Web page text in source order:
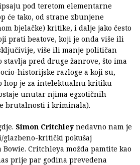
pod teretom elementarne
će tako, od strane zbunjene
bjelačke) kritike, i dalje jako često
prati beatove, koji je onda više ili
više ili manje političan
pred druge žanrove, što ima
historijske razloge a koji su,
hop je za intelektualnu kritiku
unutar njima egzotičnih
brutalnosti i kriminala).
Simon Critchleynedavno nam je
glazbeno-kritički pokušaj
Bowie. Critchleya možda pamtite kao
prije par godina prevedena